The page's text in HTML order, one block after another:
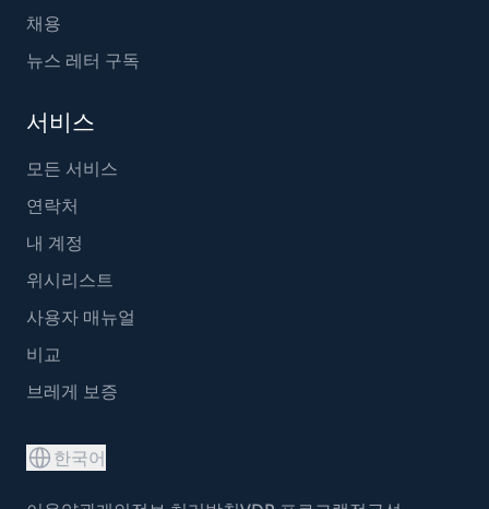
채용
뉴스 레터 구독
서비스
모든 서비스
연락처
내 계정
위시리스트
사용자 매뉴얼
비교
브레게 보증
한국어